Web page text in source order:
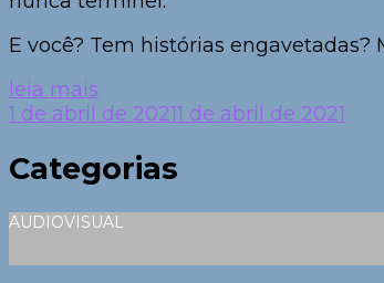
E você? Tem histórias
leia mais
1 de abril de 20211 de abril de 2021
Categorias
AUDIOVISUAL